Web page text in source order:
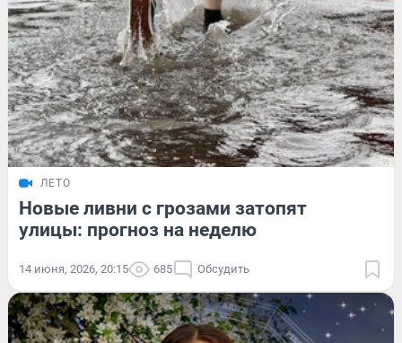
ЛЕТО
Новые ливни с грозами затопят
улицы: прогноз на неделю
14 июня, 2026, 20:15 685 Обсудить